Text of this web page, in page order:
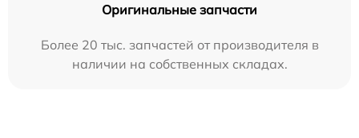
Оригинальные запчасти
Более 20 тыс. запчастей от производителя в
наличии на собственных складах.